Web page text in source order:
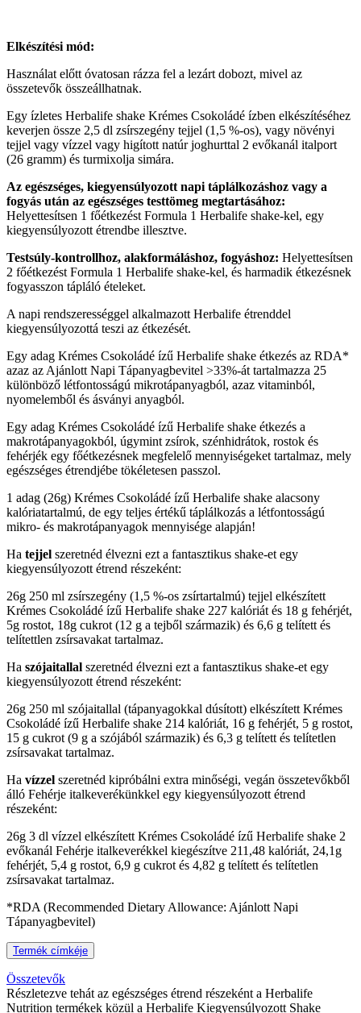
Elkészítési mód:
Használat előtt óvatosan rázza fel a lezárt dobozt, mivel az
összetevők összeállhatnak.
Egy ízletes Herbalife shake Krémes Csokoládé ízben elkészítéséhez
keverjen össze 2,5 dl zsírszegény tejjel (1,5 %-os), vagy növényi
tejjel vagy vízzel vagy higított natúr joghurttal 2 evőkanál italport
(26 gramm) és turmixolja simára.
Az egészséges, kiegyensúlyozott napi táplálkozáshoz vagy a
fogyás után az egészséges testtömeg megtartásához:
Helyettesítsen 1 főétkezést Formula 1 Herbalife shake-kel, egy
kiegyensúlyozott étrendbe illesztve.
Testsúly-kontrollhoz, alakformáláshoz, fogyáshoz: Helyettesítsen
2 főétkezést Formula 1 Herbalife shake-kel, és harmadik étkezésnek
fogyasszon tápláló ételeket.
A napi rendszerességgel alkalmazott Herbalife étrenddel
kiegyensúlyozottá teszi az étkezését.
Egy adag Krémes Csokoládé ízű Herbalife shake étkezés az RDA*
azaz az Ajánlott Napi Tápanyagbevitel >33%-át tartalmazza 25
különböző létfontosságú mikrotápanyagból, azaz vitaminból,
nyomelemből és ásványi anyagból.
Egy adag Krémes Csokoládé ízű Herbalife shake étkezés a
makrotápanyagokból, úgymint zsírok, szénhidrátok, rostok és
fehérjék egy főétkezésnek megfelelő mennyiségeket tartalmaz, mely
egészséges étrendjébe tökéletesen passzol.
1 adag (26g) Krémes Csokoládé ízű Herbalife shake alacsony
kalóriatartalmú, de egy teljes értékű táplálkozás a létfontosságú
mikro- és makrotápanyagok mennyisége alapján!
Ha tejjel szeretnéd élvezni ezt a fantasztikus shake-et egy
kiegyensúlyozott étrend részeként:
26g 250 ml zsírszegény (1,5 %-os zsírtartalmú) tejjel elkészített
Krémes Csokoládé ízű Herbalife shake 227 kalóriát és 18 g fehérjét,
5g rostot, 18g cukrot (12 g a tejből származik) és 6,6 g telített és
telítettlen zsírsavakat tartalmaz.
Ha szójaitallal szeretnéd élvezni ezt a fantasztikus shake-et egy
kiegyensúlyozott étrend részeként:
26g 250 ml szójaitallal (tápanyagokkal dúsított) elkészített Krémes
Csokoládé ízű Herbalife shake 214 kalóriát, 16 g fehérjét, 5 g rostot,
15 g cukrot (9 g a szójából származik) és 6,3 g telített és telítetlen
zsírsavakat tartalmaz.
Ha vízzel szeretnéd kipróbálni extra minőségi, vegán összetevőkből
álló Fehérje italkeverékünkkel egy kiegyensúlyozott étrend
részeként:
26g 3 dl vízzel elkészített Krémes Csokoládé ízű Herbalife shake 2
evőkanál Fehérje italkeverékkel kiegészítve 211,48 kalóriát, 24,1g
fehérjét, 5,4 g rostot, 6,9 g cukrot és 4,82 g telített és telítetlen
zsírsavakat tartalmaz.
*RDA (Recommended Dietary Allowance: Ajánlott Napi
Tápanyagbevitel)
Termék címkéje
Összetevők
Részletezve tehát az egészséges étrend részeként a Herbalife
Nutrition termékek közül a Herbalife Kiegyensúlyozott Shake